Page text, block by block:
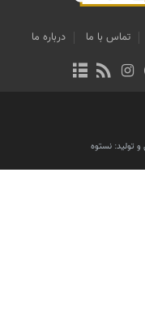
تماس با ما درباره ما
تولید: نستوه